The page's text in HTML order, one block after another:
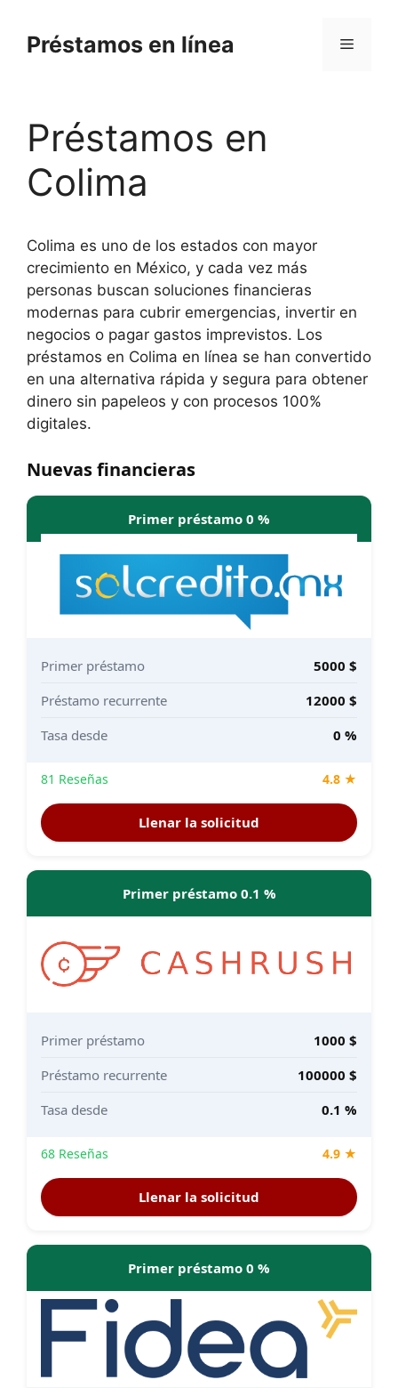
contentPréstamos en línea Menu
Préstamos en
Colima
Colima es uno de los estados con mayor
crecimiento en México, y cada vez más
personas buscan soluciones financieras
modernas para cubrir emergencias, invertir en
negocios o pagar gastos imprevistos. Los
préstamos en Colima en línea se han convertido
en una alternativa rápida y segura para obtener
dinero sin papeleos y con procesos 100%
digitales.
Nuevas financieras
Primer préstamo 0 %
Primer préstamo
5000 $
Préstamo recurrente
12000 $
Tasa desde
0 %
81 Reseñas 4.8 ★
Llenar la solicitud
Primer préstamo 0.1 %
Primer préstamo
1000 $
Préstamo recurrente
100000 $
Tasa desde
0.1 %
68 Reseñas 4.9 ★
Llenar la solicitud
Primer préstamo 0 %